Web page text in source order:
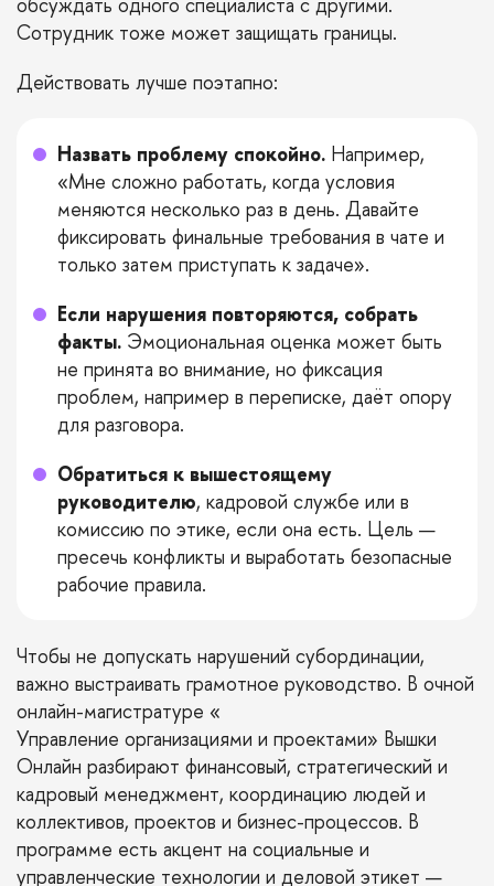
Сотрудник тоже может защищать границы.
Действовать лучше поэтапно:
Назвать проблему спокойно. Например,
«Мне сложно работать, когда условия
меняются несколько раз в день. Давайте
фиксировать финальные требования в чате и
только затем приступать к задаче».
Если нарушения повторяются, собрать
факты. Эмоциональная оценка может быть
не принята во внимание, но фиксация
проблем, например в переписке, даёт опору
для разговора.
Обратиться к вышестоящему
руководителю, кадровой службе или в
комиссию по этике, если она есть. Цель —
пресечь конфликты и выработать безопасные
рабочие правила.
Чтобы не допускать нарушений субординации,
важно выстраивать грамотное руководство. В очной
онлайн-магистратуре «
Управление организациями и проектами» Вышки
Онлайн разбирают финансовый, стратегический и
кадровый менеджмент, координацию людей и
коллективов, проектов и бизнес-процессов. В
программе есть акцент на социальные и
управленческие технологии и деловой этикет —